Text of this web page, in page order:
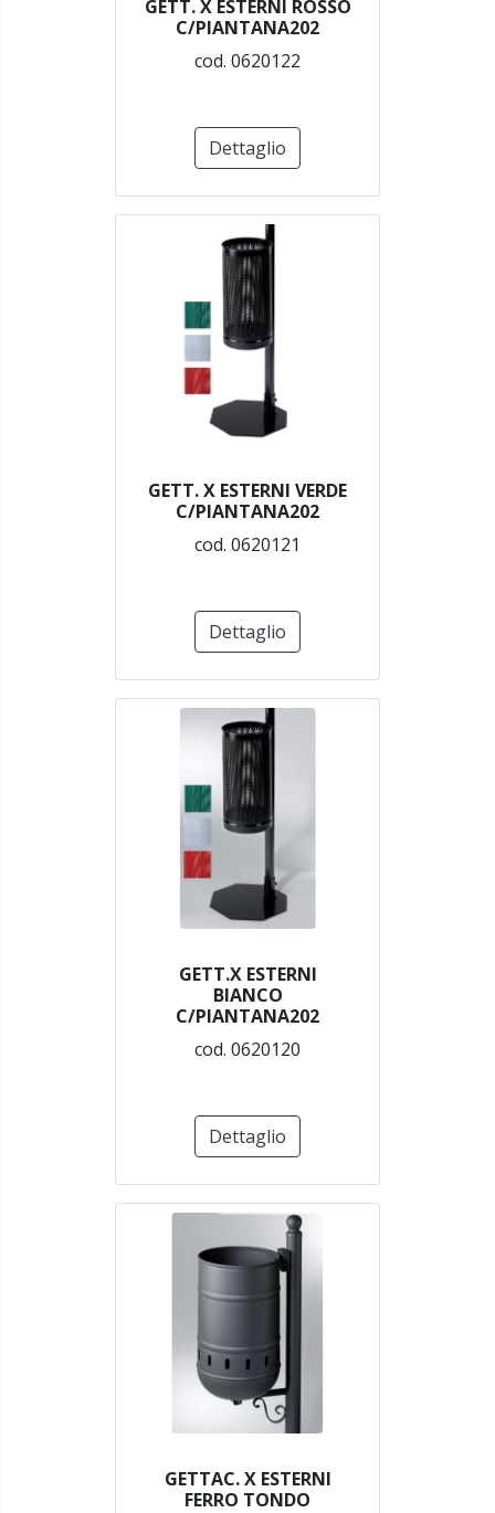
GETT. X ESTERNI ROSSO
C/PIANTANA202
cod. 0620122
Dettaglio
GETT. X ESTERNI VERDE
C/PIANTANA202
cod. 0620121
Dettaglio
GETT.X ESTERNI
BIANCO
C/PIANTANA202
cod. 0620120
Dettaglio
GETTAC. X ESTERNI
FERRO TONDO